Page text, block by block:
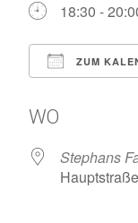
18:30 -
ZUM
WO
Stephans